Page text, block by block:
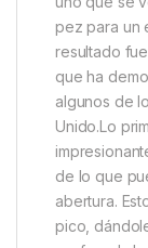
había en el
abertura no
anzuelo,
anzuelo
pudiera
anzuelo de
envoltorios
En
permitiera